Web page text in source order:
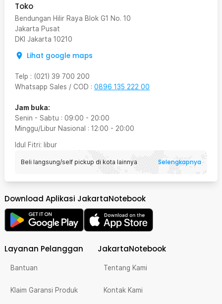
Toko
Bendungan Hilir Raya Blok G1 No. 10
Jakarta Pusat
DKI Jakarta 10210
Lihat google maps
Telp : (021) 39 700 200
Whatsapp Sales / COD : 0896 135 222 00
Jam buka:
Senin - Sabtu : 09:00 - 20:00
Minggu/Libur Nasional : 12:00 - 20:00
Idul Fitri: libur
Beli langsung/self pickup di kota lainnya Selengkapnya
Download Aplikasi JakartaNotebook
Layanan Pelanggan
Bantuan
Klaim Garansi Produk
JakartaNotebook
Tentang Kami
Kontak Kami